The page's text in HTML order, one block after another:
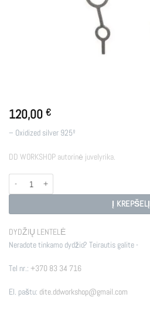
120,00 €
– Oxidized silver 925º
DD WORKSHOP autorinė juvelyrika.
Į KREPŠELĮ
DYDŽIŲ LENTELĖ
Neradote tinkamo dydžio? Teirautis galite -
Tel nr.: +370 83 34 716
El. paštu: dite.ddworkshop@gmail.com